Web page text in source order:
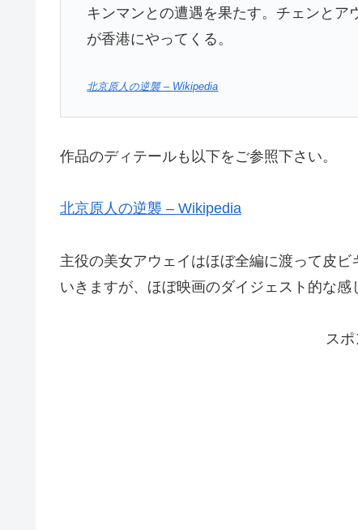
キンマンとの遭遇を果たす。チェンと
が香港にやってくる。
北京原人の逆襲 – Wikipedia
作品のディテールも以下をご参照下さい。
北京原人の逆襲 – Wikipedia
主役の美女アウェイはほぼ全編に渡って皮
いきますが、ほぼ映画のダイジェスト的な感
スポ